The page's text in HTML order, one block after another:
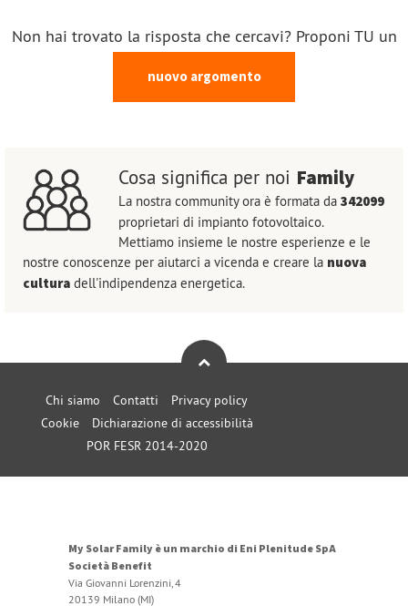
Non hai trovato la risposta che cercavi? Proponi TU un
nuovo argomento
Cosa significa per noi Family
La nostra community ora è formata da 342099
proprietari di impianto fotovoltaico.
Mettiamo insieme le nostre esperienze e le
nostre conoscenze per aiutarci a vicenda e creare la nuova
cultura dell'indipendenza energetica.
Chi siamo Contatti
Privacy policy
Cookie
Dichiarazione di accessibilità
POR FESR 2014-2020
My Solar Family è un marchio di Eni Plenitude SpA
Società Benefit
Via Giovanni Lorenzini, 4
20139 Milano (MI)